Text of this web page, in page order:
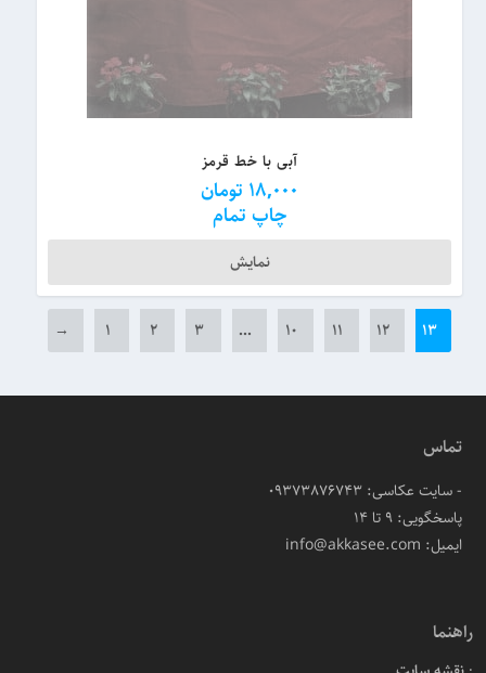
آبی با خط قرمز
18,000 تومان
چاپ تمام
نمایش
→ ۱ ۲ ۳ … ۱۰ ۱۱ ۱۲ ۱۳
تماس
- سایت عکاسی: 09373876743
پاسخگویی: ۹ تا ۱۴
ایمیل: info@akkasee.com
راهنما